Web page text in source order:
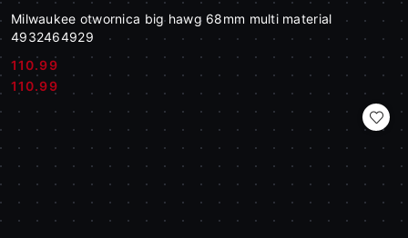
Milwaukee otwornica big hawg 68mm multi material
4932464929
Cena:
110.99
Cena:
110.99